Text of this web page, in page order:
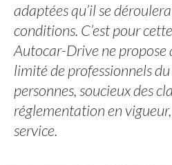
adaptées qu’il se
conditions. C’est pour
Autocar-Drive ne propose
limité de professionnels
personnes, soucieux des
réglementation en
service.